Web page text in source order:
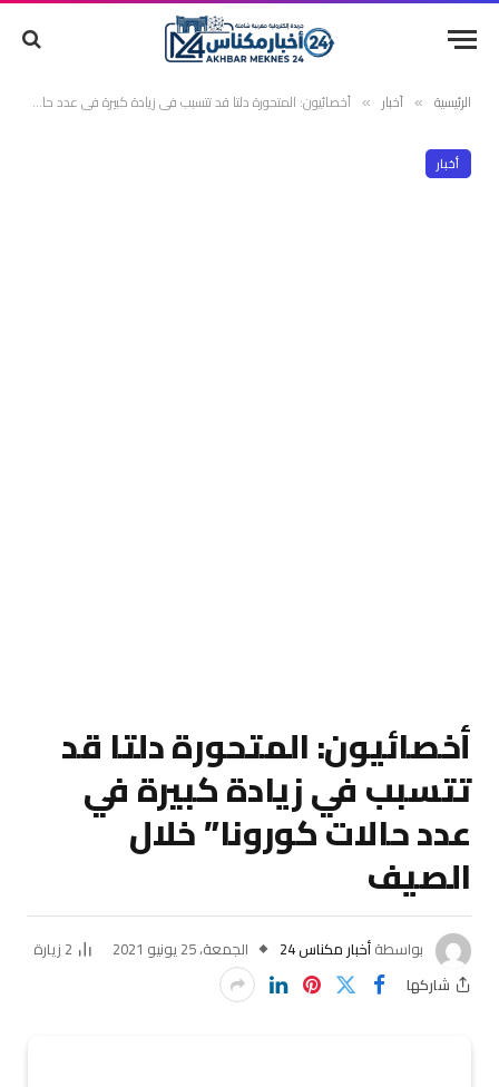
الرئيسية » أخبار » أخصائيون: المتحورة دلتا قد تتسبب في زيادة كبيرة في عدد حالات كورونا” خلال الصيف
أخبار
أخصائيون: المتحورة دلتا قد
تتسبب في زيادة كبيرة في
عدد حالات كورونا” خلال
الصيف
بواسطةأخبار مكناس 24 الجمعة، 25 يونيو 2021 2 زيارة
شاركها